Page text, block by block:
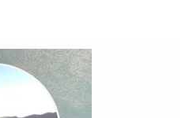
Ponce
watch?